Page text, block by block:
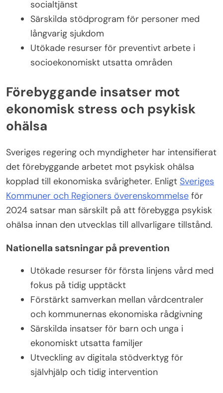
socialtjänst
Särskilda stödprogram för personer med
långvarig sjukdom
Utökade resurser för preventivt arbete i
socioekonomiskt utsatta områden
Förebyggande insatser mot
ekonomisk stress och psykisk
ohälsa
Sveriges regering och myndigheter har intensifierat
det förebyggande arbetet mot psykisk ohälsa
kopplad till ekonomiska svårigheter. Enligt Sveriges
Kommuner och Regioners överenskommelse för
2024 satsar man särskilt på att förebygga psykisk
ohälsa innan den utvecklas till allvarligare tillstånd.
Nationella satsningar på prevention
Utökade resurser för första linjens vård med
fokus på tidig upptäckt
Förstärkt samverkan mellan vårdcentraler
och kommunernas ekonomiska rådgivning
Särskilda insatser för barn och unga i
ekonomiskt utsatta familjer
Utveckling av digitala stödverktyg för
självhjälp och tidig intervention